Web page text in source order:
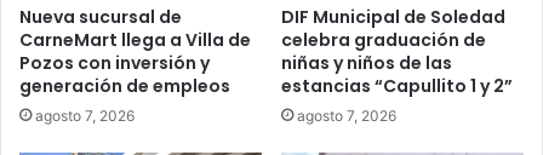
Nueva sucursal de
CarneMart llega a Villa de
Pozos con inversión y
generación de empleos
agosto 7, 2026
DIF Municipal de Soledad
celebra graduación de
niñas y niños de las
estancias “Capullito 1 y 2”
agosto 7, 2026